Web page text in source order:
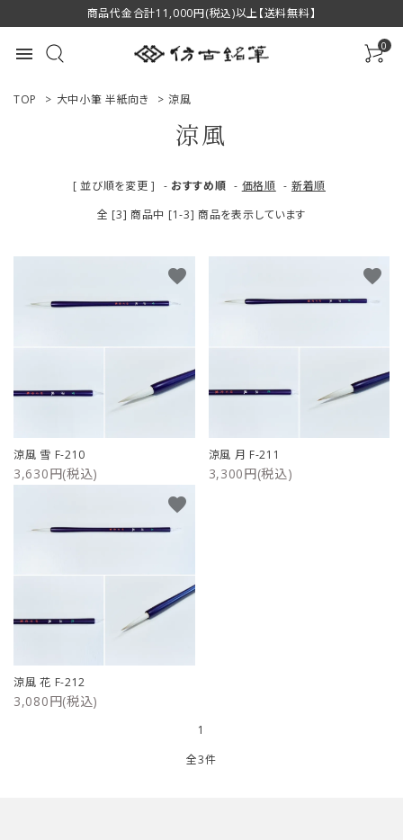
商品代金合計11,000円(税込)以上【送料無料】
menu 0
ACCOUNT MENU
プライバシーポリシー
TOP > 大中小筆 半紙向き > 涼風
涼風
[ 並び順を変更 ] - おすすめ順 - 価格順 - 新着順
全 [3] 商品中 [1-3] 商品を表示しています
涼風 雪 F-210
3,630円(税込)
favorite
涼風 月 F-211
3,300円(税込)
favorite
涼風 花 F-212
3,080円(税込)
favorite
1
全3件